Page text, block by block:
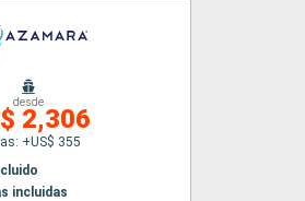
desde
2,306
+US$ 355
incluidas